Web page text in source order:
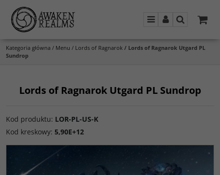
MenuPanelSzukaj
Kategoria główna / Menu / Lords of Ragnarok / Lords of Ragnarok Utgard PL
Sundrop
Lords of Ragnarok Utgard PL Sundrop
Kod produktu: LOR-PL-US-K
Kod kreskowy: 5,90E+12